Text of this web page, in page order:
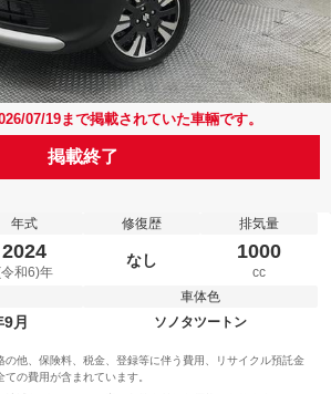
07/19まで掲載されていた車輛です。
掲載終了
年式
2024
和6)年
修復歴
なし
排気量
1000
cc
月
車体色
ソノタツートン
の他、保険料、税金、登録等に伴う費用、リサイクル預託金
の費用が含まれています。